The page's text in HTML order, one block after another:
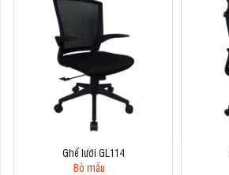
Ghế lưới GL114
Bỏ mẫu